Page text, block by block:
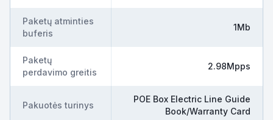
Paketų atminties
buferis
1Mb
Paketų
perdavimo greitis
2.98Mpps
Pakuotės turinys
POE Box Electric Line Guide
Book/Warranty Card